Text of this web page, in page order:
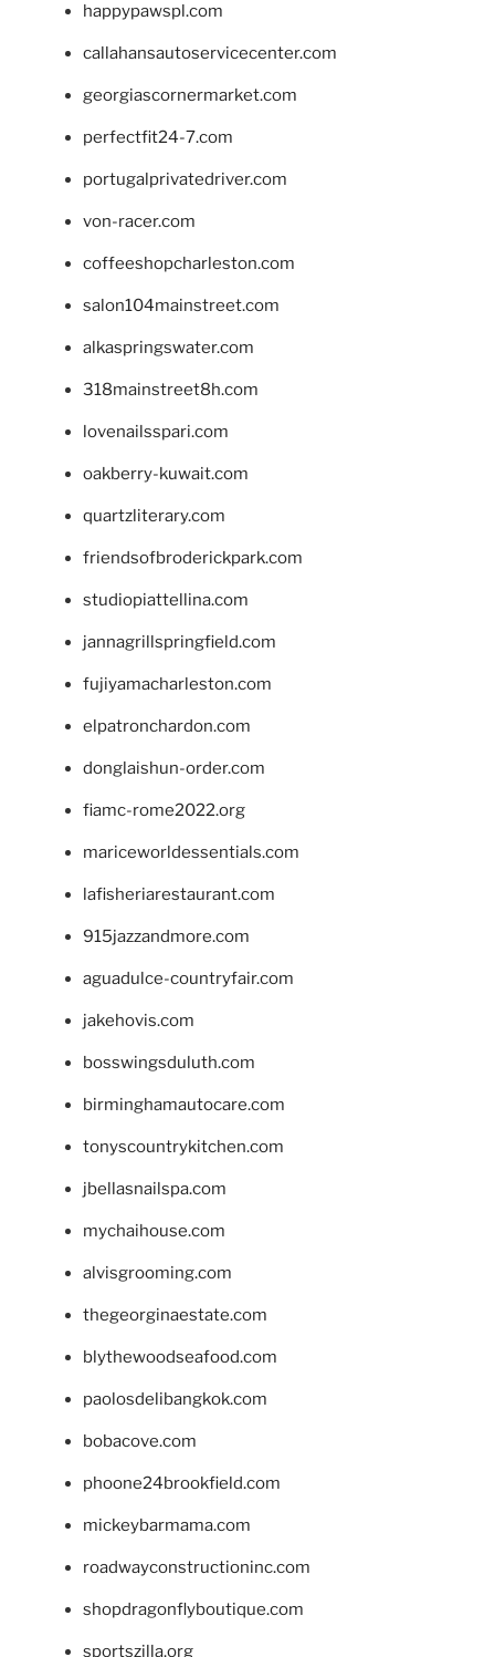
happypawspl.com
callahansautoservicecenter.com
georgiascornermarket.com
perfectfit24-7.com
portugalprivatedriver.com
von-racer.com
coffeeshopcharleston.com
salon104mainstreet.com
alkaspringswater.com
318mainstreet8h.com
lovenailsspari.com
oakberry-kuwait.com
quartzliterary.com
friendsofbroderickpark.com
studiopiattellina.com
jannagrillspringfield.com
fujiyamacharleston.com
elpatronchardon.com
donglaishun-order.com
fiamc-rome2022.org
mariceworldessentials.com
lafisheriarestaurant.com
915jazzandmore.com
aguadulce-countryfair.com
jakehovis.com
bosswingsduluth.com
birminghamautocare.com
tonyscountrykitchen.com
jbellasnailspa.com
mychaihouse.com
alvisgrooming.com
thegeorginaestate.com
blythewoodseafood.com
paolosdelibangkok.com
bobacove.com
phoone24brookfield.com
mickeybarmama.com
roadwayconstructioninc.com
shopdragonflyboutique.com
sportszilla.org